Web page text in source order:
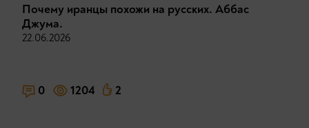
Почему иранцы похожи на русских. Аббас
Джума.
22.06.2026
0 1204 2